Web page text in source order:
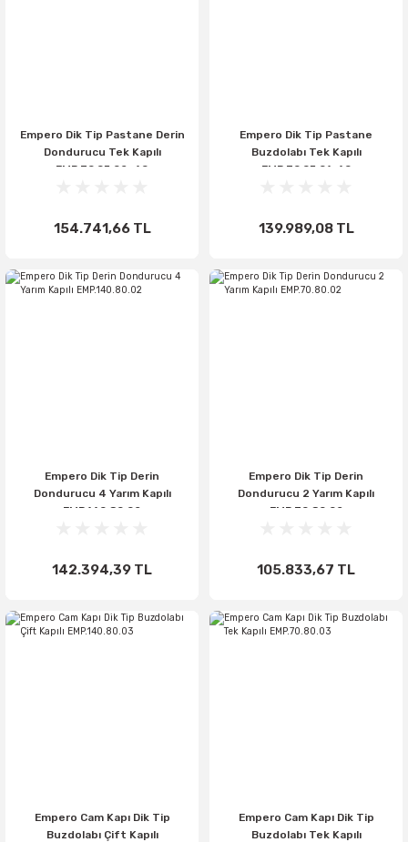
Empero Dik Tip Pastane Derin
Dondurucu Tek Kapılı
EMP.70.95.02-40
154.741,66 TL
Empero Dik Tip Pastane
Buzdolabı Tek Kapılı
EMP.70.95.01-40
139.989,08 TL
Empero Dik Tip Derin
Dondurucu 4 Yarım Kapılı
EMP.140.80.02
142.394,39 TL
Empero Dik Tip Derin
Dondurucu 2 Yarım Kapılı
EMP.70.80.02
105.833,67 TL
Empero Cam Kapı Dik Tip
Buzdolabı Çift Kapılı
Empero Cam Kapı Dik Tip
Buzdolabı Tek Kapılı